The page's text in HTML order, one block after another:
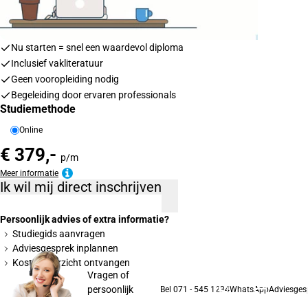
Nu starten = snel een waardevol diploma
Inclusief vakliteratuur
Geen vooropleiding nodig
Begeleiding door ervaren professionals
Studiemethode
Online
€ 379,- p/m
Meer informatie
Ik wil mij direct inschrijven
Persoonlijk advies of extra informatie?
Studiegids aanvragen
Adviesgesprek inplannen
Kostenoverzicht ontvangen
Vragen of
persoonlijk
Bel 071 - 545 1234WhatsApp